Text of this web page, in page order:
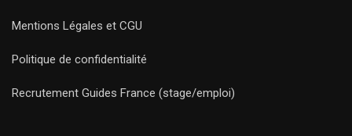
Mentions Légales et CGU
Politique de confidentialité
Recrutement Guides France (stage/emploi)